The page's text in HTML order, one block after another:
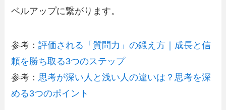
ベルアップに繋がります。
参考：評価される「質問力」の鍛え方｜成長と信
頼を勝ち取る3つのステップ
参考： 思考が深い人と浅い人の違いは？思考を深
める3つのポイント